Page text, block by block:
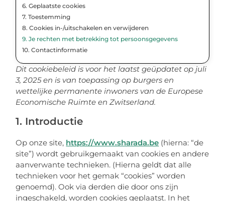
Dit cookiebeleid is voor het laatst geüpdatet op juli
3, 2025 en is van toepassing op burgers en
wettelijke permanente inwoners van de Europese
Economische Ruimte en Zwitserland.
1. Introductie
Op onze site, https://www.sharada.be (hierna: “de
site”) wordt gebruikgemaakt van cookies en andere
aanverwante technieken. (Hierna geldt dat alle
technieken voor het gemak “cookies” worden
genoemd). Ook via derden die door ons zijn
ingeschakeld, worden cookies geplaatst. In het
6. Geplaatste cookies
7. Toestemming
8. Cookies in-/uitschakelen en verwijderen
9. Je rechten met betrekking tot persoonsgegevens
10. Contactinformatie